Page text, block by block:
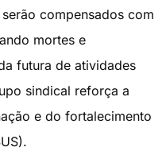
compensados com
mortes e
futura de atividades
sindical reforça a
e do fortalecimento